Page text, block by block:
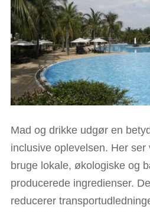
Mad og drikke udgør en
inclusive oplevelsen. Her
bruge lokale, økologiske og
producerede ingredienser.
reducerer